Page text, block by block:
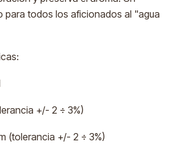
para todos los aficionados al "agua
+/- 2 ÷ 3%)
(tolerancia +/- 2 ÷ 3%)